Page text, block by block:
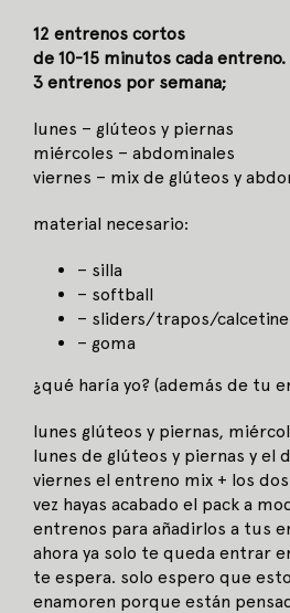
12 entrenos cortos
de 10-15 minutos cada entreno.
3 entrenos por semana;
lunes – glúteos y piernas
miércoles – abdominales
viernes – mix de glúteos y
material necesario:
– silla
– softball
– sliders/trapos/
– goma
¿qué haría yo? (además de tu
lunes glúteos y piernas,
lunes de glúteos y piernas y el
viernes el entreno mix + los
vez hayas acabado el pack a
entrenos para añadirlos a tus
ahora ya solo te queda entrar
te espera. solo espero que
enamoren porque están